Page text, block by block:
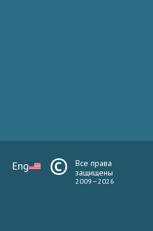
Eng
Все права
защищены
2009—2026